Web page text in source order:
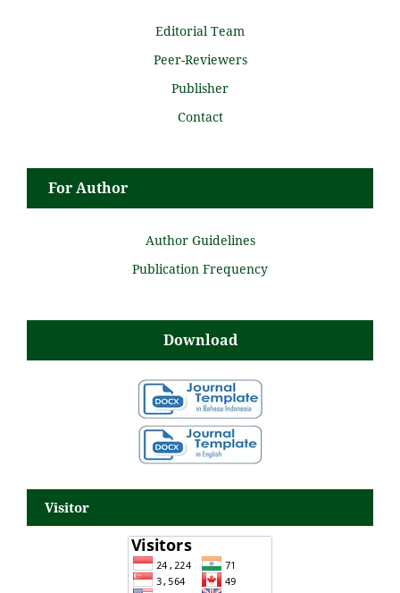
Editorial Team
Peer-Reviewers
Publisher
Contact
For Author
Author Guidelines
Publication Frequency
Download
Visitor